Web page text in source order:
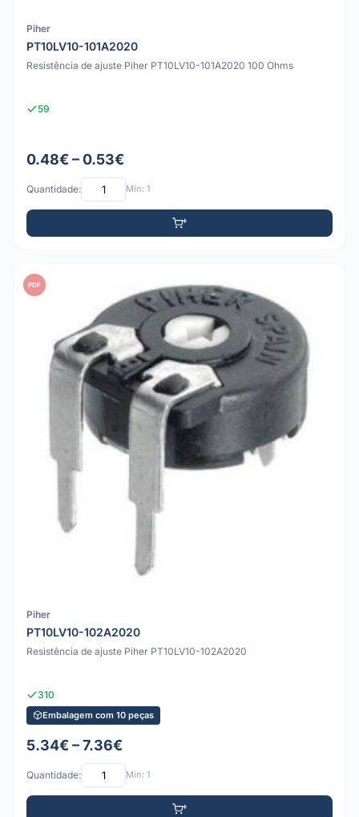
Piher
PT10LV10-101A2020
Resistência de ajuste Piher PT10LV10-101A2020 100 Ohms
59
0.48€ – 0.53€
Quantidade: Mín: 1
PDF
Piher
PT10LV10-102A2020
Resistência de ajuste Piher PT10LV10-102A2020
310
Embalagem com 10 peças
5.34€ – 7.36€
Quantidade: Mín: 1